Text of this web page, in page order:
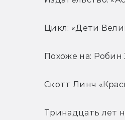
Цикл: «Дети
Похоже на: Робин
Скотт Линч
Тринадцать лет